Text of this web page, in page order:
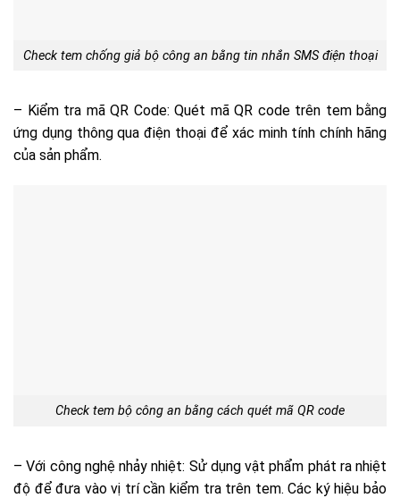
Check tem chống giả bộ công an bằng tin nhắn SMS điện thoại
– Kiểm tra mã QR Code: Quét mã QR code trên tem bằng
ứng dụng thông qua điện thoại để xác minh tính chính hãng
của sản phẩm.
Check tem bộ công an bằng cách quét mã QR code
– Với công nghệ nhảy nhiệt: Sử dụng vật phẩm phát ra nhiệt
độ để đưa vào vị trí cần kiểm tra trên tem. Các ký hiệu bảo